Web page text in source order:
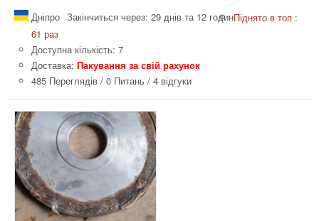
Дніпро Закінчиться через: 29 днів та 12 годинПіднято в топ :
61 раз
Доступна кількість: 7
Доставка: Пакування за свій рахунок
485 Переглядів / 0 Питань / 4 відгуки